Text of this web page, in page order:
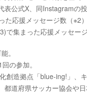
公式X、同Instagramの
応援メッセージ数（※2）
で集まった応援メッセー
。
の参加。
造拠点「blue-ing!」、
道府県サッカー協会や